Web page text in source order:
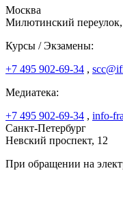
Москва
Милютинский переулок,
Курсы / Экзамены:
+7 495 902-69-34 ,
Медиатека:
+7 495 902-69-34 , info-
Санкт-Петербург
Невский проспект, 12
При обращении на